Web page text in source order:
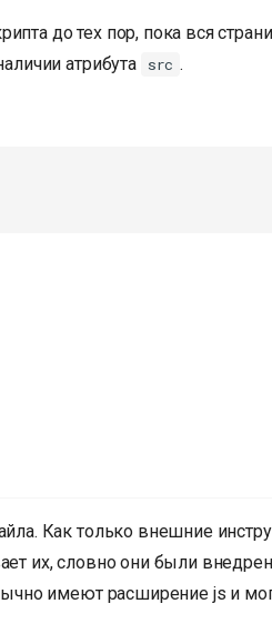
до тех пор, пока вся
атрибута
src .
Как только внешние
их, словно они были
имеют расширение js и